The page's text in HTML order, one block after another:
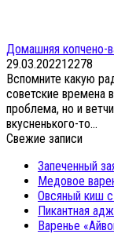
Домашняя копчено-
29.03.202212278
Вспомните какую
советские времена
проблема, но и
вкусненького-то...
Свежие записи
Запеченный
Медовое
Овсяный киш
Пикантная
Варенье